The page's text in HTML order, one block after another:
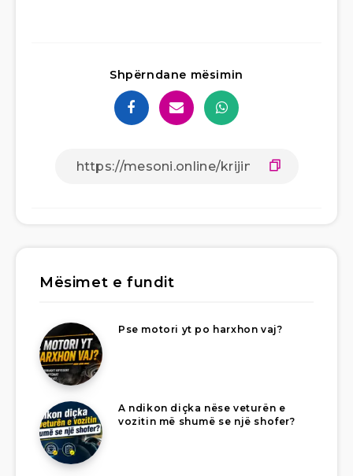
Shpërndane mësimin
Mësimet e fundit
Pse motori yt po harxhon vaj?
A ndikon diçka nëse veturën e
vozitin më shumë se një shofer?